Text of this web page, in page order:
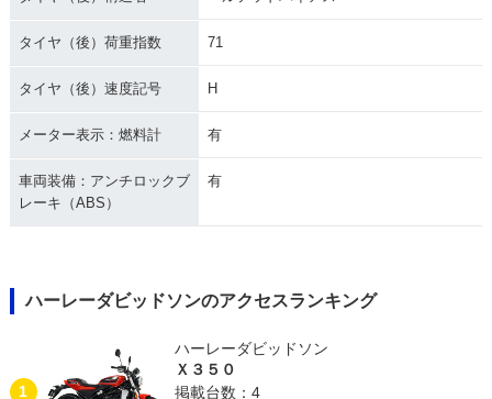
タイヤ（後）荷重指数 71
タイヤ（後）速度記号 H
メーター表示：燃料計 有
車両装備：アンチロックブ
レーキ（ABS）
有
ハーレーダビッドソンのアクセスランキング
1
ハーレーダビッドソン
Ｘ３５０
掲載台数：4